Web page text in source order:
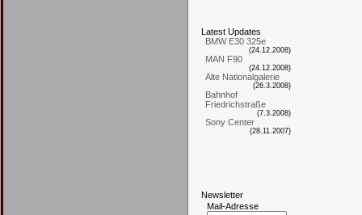
L atest Updates
BMW E30 325e
(24.12.2008)
MAN F90
(24.12.2008)
Alte Nationalgalerie
(26.3.2008)
Bahnhof
Friedrichstraße
(7.3.2008)
Sony Center
(28.11.2007)
Newsletter
Mail-Adresse